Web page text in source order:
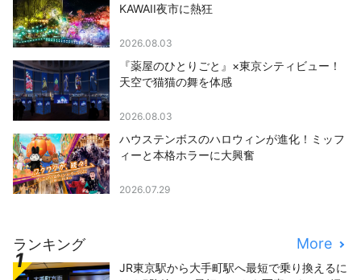
KAWAII夜市に熱狂
2026.08.03
『薬屋のひとりごと』×東京シティビュー！
天空で猫猫の舞を体感
2026.08.03
ハウステンボスのハロウィンが進化！ミッフ
ィーと本格ホラーに大興奮
2026.07.29
ランキング More
JR東京駅から大手町駅へ最短で乗り換えるに